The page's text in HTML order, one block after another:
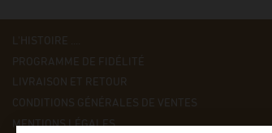
L'HISTOIRE ....
PROGRAMME DE FIDÉLITÉ
LIVRAISON ET RETOUR
CONDITIONS GÉNÉRALES DE VENTES
MENTIONS LÉGALES